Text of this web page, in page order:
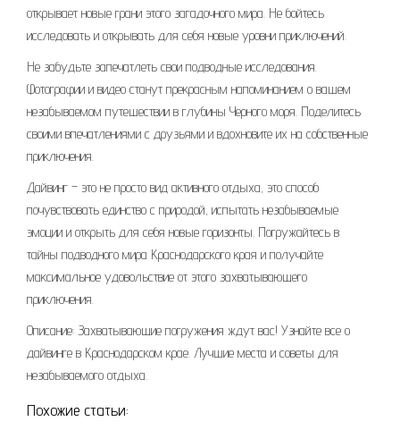
открывает новые грани этого загадочного мира. Не бойтесь
исследовать и открывать для себя новые уровни приключений.
Не забудьте запечатлеть свои подводные исследования.
Фотографии и видео станут прекрасным напоминанием о вашем
незабываемом путешествии в глубины Черного моря. Поделитесь
своими впечатлениями с друзьями и вдохновите их на собственные
приключения.
Дайвинг – это не просто вид активного отдыха, это способ
почувствовать единство с природой, испытать незабываемые
эмоции и открыть для себя новые горизонты. Погружайтесь в
тайны подводного мира Краснодарского края и получайте
максимальное удовольствие от этого захватывающего
приключения.
Описание: Захватывающие погружения ждут вас! Узнайте все о
дайвинге в Краснодарском крае. Лучшие места и советы для
незабываемого отдыха.
Похожие статьи: